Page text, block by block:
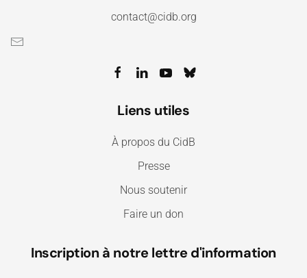
contact@cidb.org
Liens utiles
À propos du CidB
Presse
Nous soutenir
Faire un don
Inscription à notre lettre d'information